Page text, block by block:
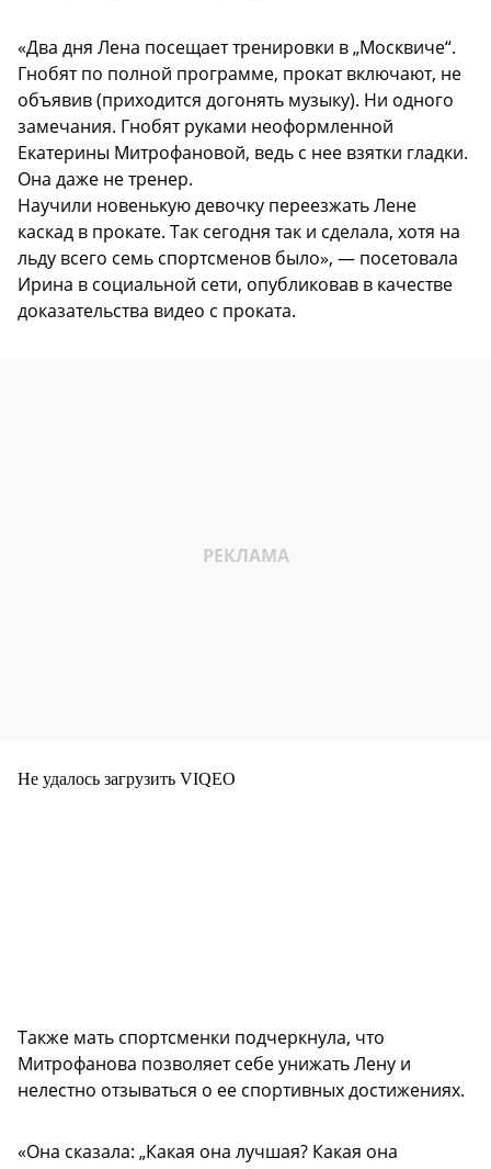
«Два дня Лена посещает тренировки в „Москвиче“.
Гнобят по полной программе, прокат включают, не
объявив (приходится догонять музыку). Ни одного
замечания. Гнобят руками неоформленной
Екатерины Митрофановой, ведь с нее взятки гладки.
Она даже не тренер.
Научили новенькую девочку переезжать Лене
каскад в прокате. Так сегодня так и сделала, хотя на
льду всего семь спортсменов было», — посетовала
Ирина в социальной сети, опубликовав в качестве
доказательства видео с проката.
Не удалось загрузить VIQEO
Также мать спортсменки подчеркнула, что
Митрофанова позволяет себе унижать Лену и
нелестно отзываться о ее спортивных достижениях.
«Она сказала: „Какая она лучшая? Какая она